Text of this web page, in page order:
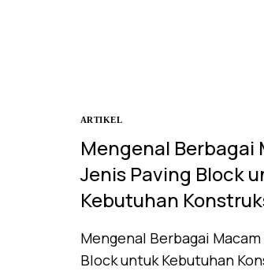
ARTIKEL
Mengenal Berbagai
Jenis Paving Block
Kebutuhan
Mengenal Berbagai
Block untuk Kebutuhan